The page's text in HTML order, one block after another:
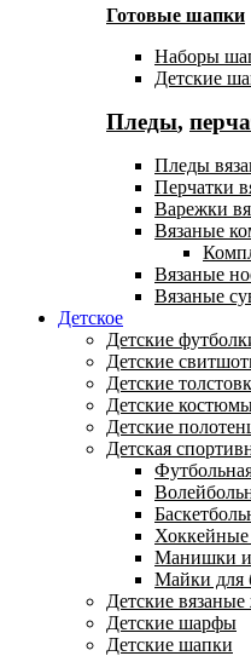
Готовые шапки
Наборы
Детские
Пледы,
Пледы
Перчатки
Варежки
Вязаные
Вязаные
Вязаные
Детское
Детские
Детские
Детские
Детские
Детские
Детская
Хоккейные
Манишки и
Майки для
Детские
Детские шарфы
Детские шапки